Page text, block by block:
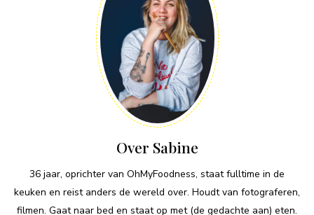
Over Sabine
36 jaar, oprichter van OhMyFoodness, staat fulltime in de
keuken en reist anders de wereld over. Houdt van fotograferen,
filmen. Gaat naar bed en staat op met (de gedachte aan) eten.